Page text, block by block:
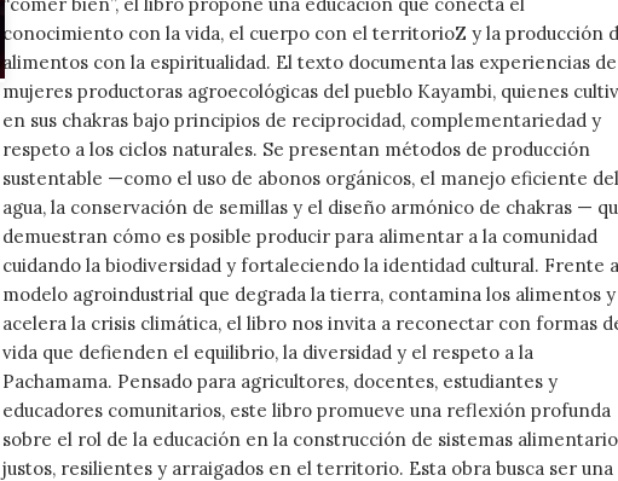
conocimiento con la vida, el cuerpo con el territorioZ y la producción
alimentos con la espiritualidad. El texto documenta las experiencias de
mujeres productoras agroecológicas del pueblo Kayambi, quienes
en sus chakras bajo principios de reciprocidad, complementariedad y
respeto a los ciclos naturales. Se presentan métodos de producción
sustentable —como el uso de abonos orgánicos, el manejo eficiente del
agua, la conservación de semillas y el diseño armónico de chakras —
demuestran cómo es posible producir para alimentar a la comunidad
cuidando la biodiversidad y fortaleciendo la identidad cultural. Frente
modelo agroindustrial que degrada la tierra, contamina los alimentos y
acelera la crisis climática, el libro nos invita a reconectar con formas
vida que defienden el equilibrio, la diversidad y el respeto a la
Pachamama. Pensado para agricultores, docentes, estudiantes y
educadores comunitarios, este libro promueve una reflexión profunda
sobre el rol de la educación en la construcción de sistemas
justos, resilientes y arraigados en el territorio. Esta obra busca ser una